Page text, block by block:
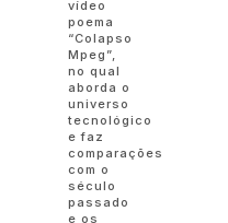
vídeo
poema
“Colapso
Mpeg”,
no qual
aborda o
universo
tecnológico
e faz
comparações
com o
século
passado
e os